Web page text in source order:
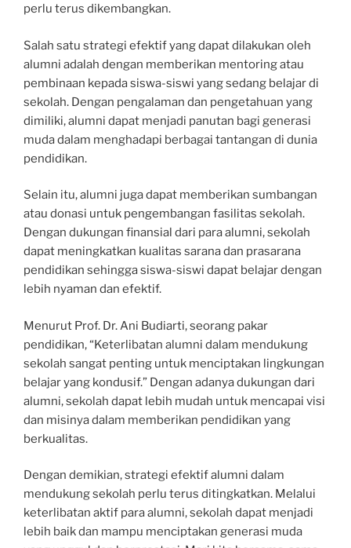
perlu terus dikembangkan.
Salah satu strategi efektif yang dapat dilakukan oleh
alumni adalah dengan memberikan mentoring atau
pembinaan kepada siswa-siswi yang sedang belajar di
sekolah. Dengan pengalaman dan pengetahuan yang
dimiliki, alumni dapat menjadi panutan bagi generasi
muda dalam menghadapi berbagai tantangan di dunia
pendidikan.
Selain itu, alumni juga dapat memberikan sumbangan
atau donasi untuk pengembangan fasilitas sekolah.
Dengan dukungan finansial dari para alumni, sekolah
dapat meningkatkan kualitas sarana dan prasarana
pendidikan sehingga siswa-siswi dapat belajar dengan
lebih nyaman dan efektif.
Menurut Prof. Dr. Ani Budiarti, seorang pakar
pendidikan, “Keterlibatan alumni dalam mendukung
sekolah sangat penting untuk menciptakan lingkungan
belajar yang kondusif.” Dengan adanya dukungan dari
alumni, sekolah dapat lebih mudah untuk mencapai visi
dan misinya dalam memberikan pendidikan yang
berkualitas.
Dengan demikian, strategi efektif alumni dalam
mendukung sekolah perlu terus ditingkatkan. Melalui
keterlibatan aktif para alumni, sekolah dapat menjadi
lebih baik dan mampu menciptakan generasi muda